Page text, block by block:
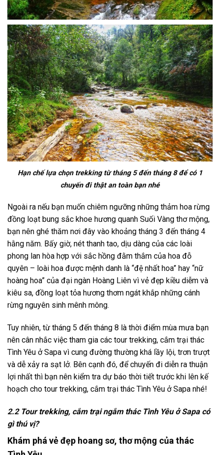
Hạn chế lựa chọn trekking từ tháng 5 đến tháng 8 để có 1
chuyến đi thật an toàn bạn nhé
Ngoài ra nếu bạn muốn chiêm ngưỡng những thảm hoa rừng
đồng loạt bung sắc khoe hương quanh Suối Vàng thơ mộng,
bạn nên ghé thăm nơi đây vào khoảng tháng 3 đến tháng 4
hằng năm. Bấy giờ, nét thanh tao, dịu dàng của các loài
phong lan hòa hợp với sắc hồng đằm thắm của hoa đỗ
quyên – loài hoa được mệnh danh là “đệ nhất hoa” hay “nữ
hoàng hoa” của đại ngàn Hoàng Liên vì vẻ đẹp kiều diễm và
kiêu sa, đồng loạt tỏa hương thơm ngát khắp những cánh
rừng nguyên sinh mênh mông.
Tuy nhiên, từ tháng 5 đến tháng 8 là thời điểm mùa mưa bạn
nên cân nhắc việc tham gia các tour trekking, cắm trại thác
Tình Yêu ởSapa vì cung đường thường khá lầy lội, trơn trượt
và dễ xảy ra sạt lở. Bên cạnh đó, để chuyến đi diễn ra thuận
lợi nhất thì bạn nên kiểm tra dự báo thời tiết trước khi lên kế
hoạch cho tour trekking, cắm trại thác Tình Yêu ởSapa nhé!
2.2 Tour trekking, cắm trại ngắm thác Tình Yêu ở Sapa có
gì thú vị?
Khám phá vẻ đẹp hoang sơ, thơ mộng của thác